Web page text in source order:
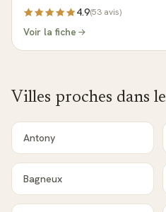
4.9(53 avis)
Voir la fiche
Villes proches dans le
Antony
Bagneux